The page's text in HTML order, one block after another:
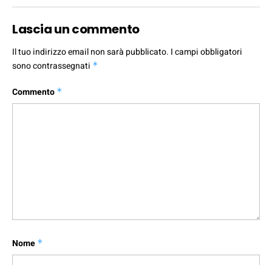
Lascia un commento
Il tuo indirizzo email non sarà pubblicato. I campi obbligatori
sono contrassegnati *
Commento *
Nome *